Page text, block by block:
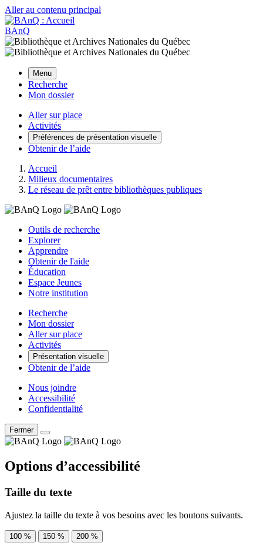
Aller au contenu principal
BAnQ
Menu
Recherche
Mon dossier
Aller sur place
Activités
Préférences de présentation visuelle
Obtenir de l’aide
Accueil
Milieux documentaires
Le réseau de prêt entre bibliothèques publiques
Outils de recherche
Explorer
Apprendre
Obtenir de l'aide
Éducation
Espace Jeunes
Notre institution
Recherche
Mon dossier
Aller sur place
Activités
Présentation visuelle
Obtenir de l’aide
Nous joindre
Accessibilité
Confidentialité
Fermer
Options d’accessibilité
Taille du texte
Ajustez la taille du texte à vos besoins avec les boutons suivants.
100 % 150 % 200 %